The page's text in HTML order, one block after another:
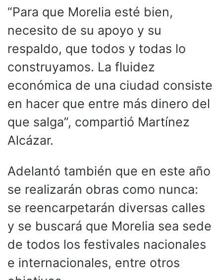
“Para que Morelia esté bien,
necesito de su apoyo y su
respaldo, que todos y todas lo
construyamos. La fluidez
económica de una ciudad consiste
en hacer que entre más dinero del
que salga”, compartió Martínez
Alcázar.
Adelantó también que en este año
se realizarán obras como nunca:
se reencarpetarán diversas calles
y se buscará que Morelia sea sede
de todos los festivales nacionales
e internacionales, entre otros